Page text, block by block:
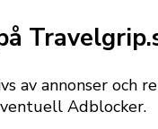
av annonser och
Adblocker.